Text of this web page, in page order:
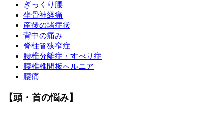
ぎっくり腰
坐骨神経痛
産後の諸症状
背中の痛み
脊柱管狭窄症
腰椎分離症・すべり症
腰椎椎間板ヘルニア
腰痛
【頭・首の悩み】